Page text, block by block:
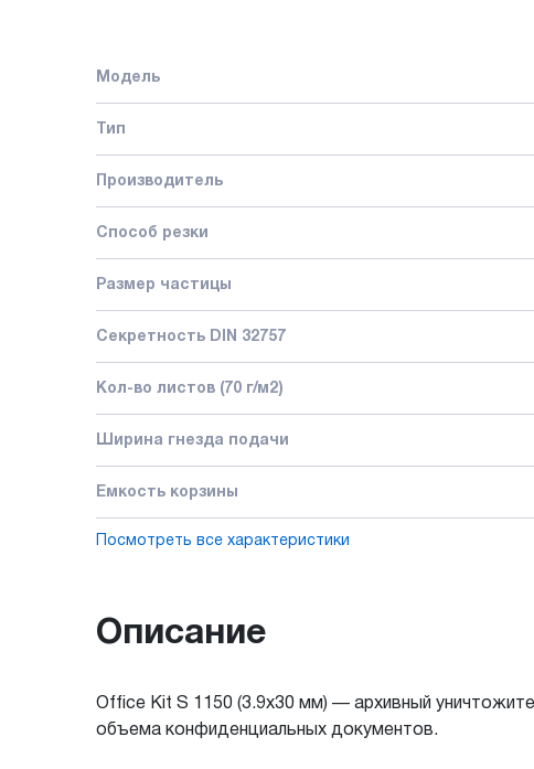
Модель
Тип
Производитель
Способ резки
Размер частицы
Секретность DIN 32757
Кол-во листов (70 г/м2)
Ширина гнезда подачи
Емкость корзины
Посмотреть все характеристики
Описание
Office Kit S 1150 (3.9x30 мм) — архивный
объема конфиденциальных документов.